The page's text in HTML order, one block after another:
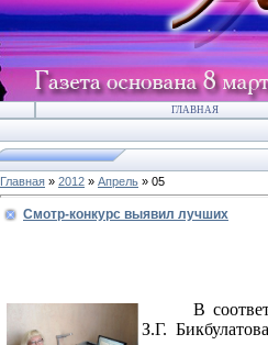
ГЛАВНАЯ
Главная » 2012 » Апрель » 05
Смотр-конкурс выявил лучших
В
З.Г.